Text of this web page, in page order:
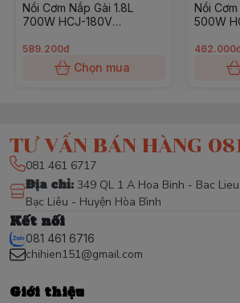
Nồi Cơm Nắp Gài 1.8L
700W HCJ-180V
589.200đ
Chọn mua
Nồi Cơm
500W
TƯ VẤN BÁN HÀNG
081 461 6717
Địa chỉ: 349 QL 1 A Hoa Binh - Bac
Bạc Liêu - Huyện Hòa Bình
Kết nối
081 461 6716
chihien151@gmail.com
Giới thiệu